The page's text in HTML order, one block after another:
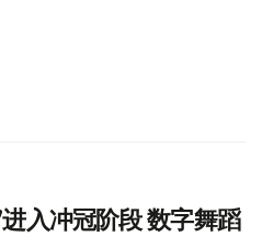
入冲冠阶段 数字舞蹈